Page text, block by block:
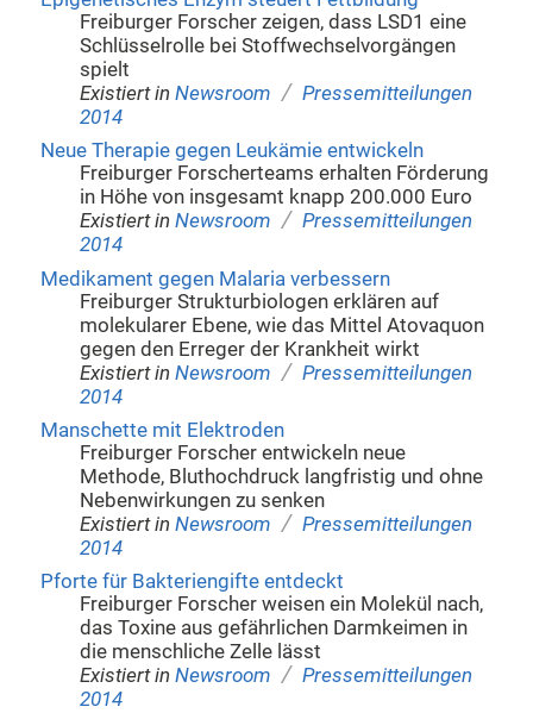
Freiburger Forscher zeigen, dass LSD1 eine
Schlüsselrolle bei Stoffwechselvorgängen
spielt
Existiert in Newsroom / Pressemitteilungen
2014
Neue Therapie gegen Leukämie entwickeln
Freiburger Forscherteams erhalten Förderung
in Höhe von insgesamt knapp 200.000 Euro
Existiert in Newsroom / Pressemitteilungen
2014
Medikament gegen Malaria verbessern
Freiburger Strukturbiologen erklären auf
molekularer Ebene, wie das Mittel Atovaquon
gegen den Erreger der Krankheit wirkt
Existiert in Newsroom / Pressemitteilungen
2014
Manschette mit Elektroden
Freiburger Forscher entwickeln neue
Methode, Bluthochdruck langfristig und ohne
Nebenwirkungen zu senken
Existiert in Newsroom / Pressemitteilungen
2014
Pforte für Bakteriengifte entdeckt
Freiburger Forscher weisen ein Molekül nach,
das Toxine aus gefährlichen Darmkeimen in
die menschliche Zelle lässt
Existiert in Newsroom / Pressemitteilungen
2014